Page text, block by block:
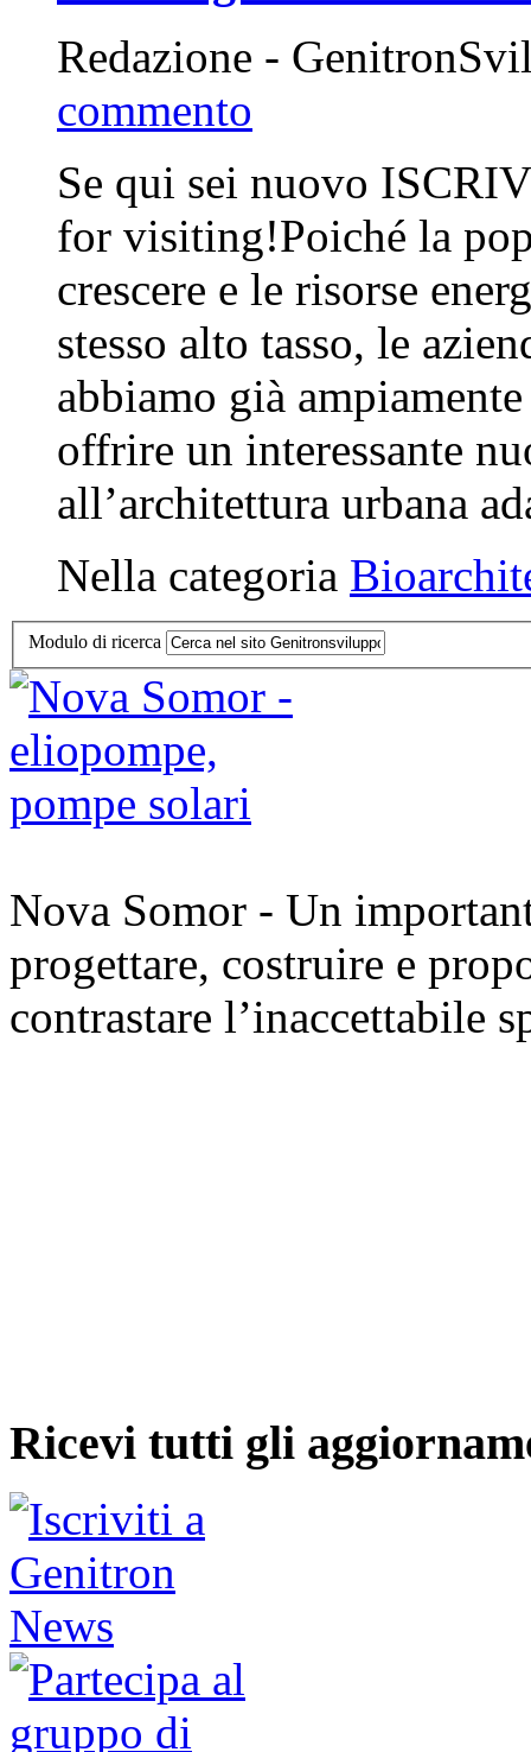
Redazione -
commento
Se qui sei nuovo
for visiting!Poiché la
crescere e le risorse
stesso alto tasso, le
abbiamo già
offrire un interessante
all’architettura urbana
Nella categoria
Modulo di ricerca
Nova Somor - Un
progettare, costruire e
contrastare l’inaccettabile
Ricevi tutti gli